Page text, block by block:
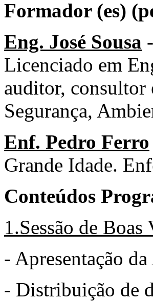
Formador (es)
Eng. José Sousa -
Licenciado em
auditor, consultor
Segurança,
Enf. Pedro Ferro
Grande Idade.
Conteúdos
1.Sessão de Boas
- Apresentação
- Distribuição de